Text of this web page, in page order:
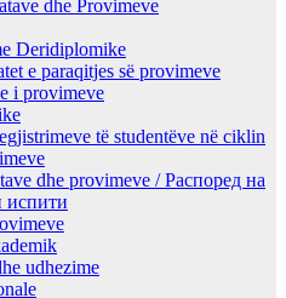
dhe Provimeve
Deridiplomike
e paraqitjes së provimeve
i provimeve
të studentëve në ciklin
dhe provimeve / Распоред на
испити
udhezime